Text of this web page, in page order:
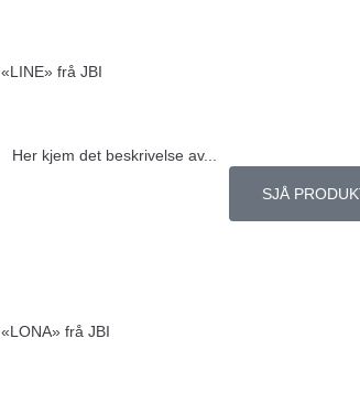
«LINE» frå JBI
Her kjem det beskrivelse av...
SJÅ
«LONA» frå JBI